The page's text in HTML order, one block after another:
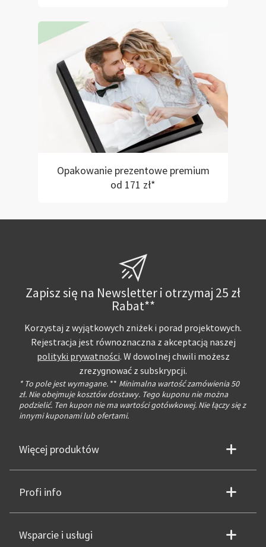
Opakowanie prezentowe premium
od 171 zł*
Zapisz się na Newsletter i otrzymaj 25 zł
Rabat**
Korzystaj z wyjątkowych zniżek i porad projektowych.
Rejestracja jest równoznaczna z akceptacją naszej
polityki prywatności. W dowolnej chwili możesz
zrezygnować z subskrypcji.
* To pole jest wymagane. ** Minimalna wartość zamówienia 50
zł. Nie obejmuje kosztów dostawy. Tego kuponu nie można
podzielić. Ten kupon nie ma wartości gotówkowej. Nie łączy się z
innymi kuponami lub ofertami.
Więcej produktów
Profi info
Wsparcie i usługi